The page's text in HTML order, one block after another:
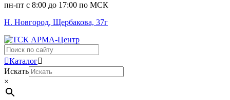
пн-пт c 8:00 до 17:00 по МСК
Н. Новгород, Щербакова, 37г
Поиск
...Каталог
Искать
×